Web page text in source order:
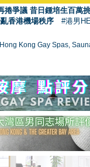
捲爭議 昔日鍾培生百萬
香港機場秩序 #港男
Hong Kong Gay Spas,